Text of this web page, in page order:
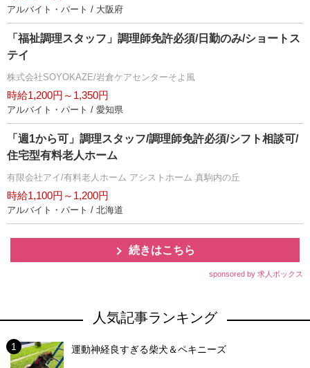
アルバイト・パート / 大阪府
「福祉調理スタッフ」調理師免許必須/日勤のみ/ショートス
テイ
株式会社SOYOKAZE/岩倉ケアセンターそよ風
時給1,200円～1,350円
アルバイト・パート / 愛知県
「週1から可」調理スタッフ/調理師免許必須/シフト相談可/
住宅型有料老人ホーム
有限会社アイ/有料老人ホーム アシストホーム 真駒内の丘
時給1,100円～1,200円
アルバイト・パート / 北海道
続きはこちら
sponsored by 求人ボックス
人気記事ランキング
運動神経良すぎる柴犬＆ペキニーズ